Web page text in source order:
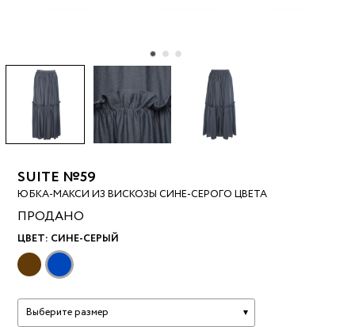
SUITE №59
ЮБКА-МАКСИ ИЗ ВИСКОЗЫ СИНЕ-СЕРОГО ЦВЕТА
ПРОДАНО
ЦВЕТ: СИНЕ-СЕРЫЙ
Выберите размер